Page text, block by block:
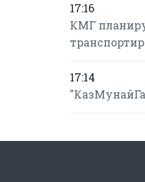
17:16
КМГ
17:14